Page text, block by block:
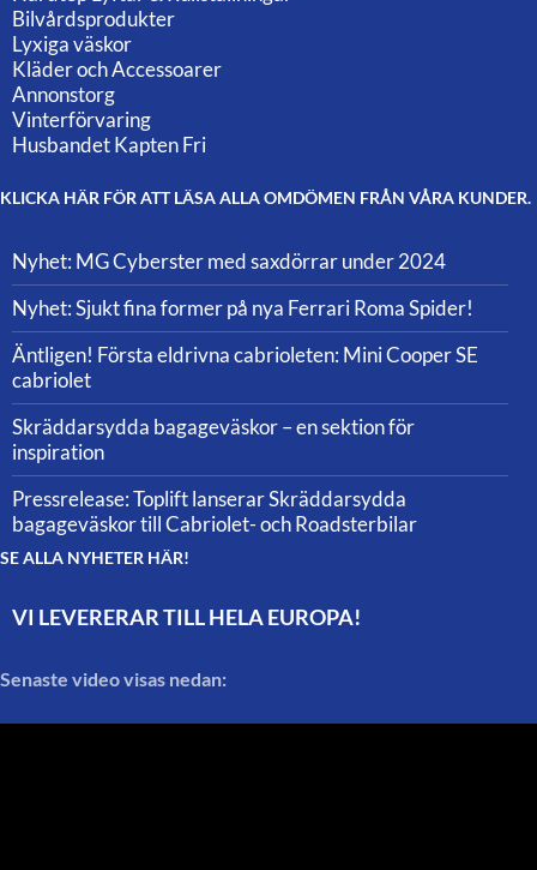
Bilvårdsprodukter
Lyxiga väskor
Kläder och Accessoarer
Annonstorg
Vinterförvaring
Husbandet Kapten Fri
KLICKA HÄR FÖR ATT LÄSA ALLA OMDÖMEN FRÅN VÅRA KUNDER.
Nyhet: MG Cyberster med saxdörrar under 2024
Nyhet: Sjukt fina former på nya Ferrari Roma Spider!
Äntligen! Första eldrivna cabrioleten: Mini Cooper SE
cabriolet
Skräddarsydda bagageväskor – en sektion för
inspiration
Pressrelease: Toplift lanserar Skräddarsydda
bagageväskor till Cabriolet- och Roadsterbilar
SE ALLA NYHETER HÄR!
VI LEVERERAR TILL HELA EUROPA!
Senaste video visas nedan: